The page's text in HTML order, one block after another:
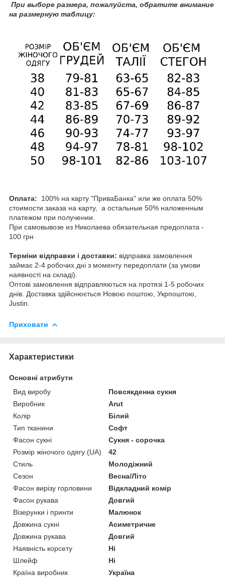
При выборе размера, пожалуйста, обратите внимание
на размерную таблицу:
Оплата:
100% на карту "ПриваБанка" или же оплата 50%
стоимости заказа на карту, а остальные 50% наложенным
платежом при получении.
При самовывозе из Николаева обязательная предоплата -
100 грн
Терміни відправки і доставки: відправка замовлення
займає 2-4 робочих дні з моменту передоплати (за умови
наявності на складі).
Оптові замовлення відправляються на протязі 1-5 робочих
днів. Доставка здійснюється Новою поштою, Укрпоштою,
Justin.
Приховати
Характеристики
Основні атрибути
Вид виробу
Повсякденна сукня
Виробник
Arut
Колір
Білий
Тип тканини
Софт
Фасон сукні
Сукня - сорочка
Розмір жіночого одягу (UA)
42
Стиль
Молодіжний
Сезон
Весна/Літо
Фасон вирізу горловини
Відкладний комір
Фасон рукава
Довгий
Візерунки і принти
Малюнок
Довжина сукні
Асиметричне
Довжина рукава
Довгий
Наявність корсету
Ні
Шлейф
Ні
Країна виробник
Україна